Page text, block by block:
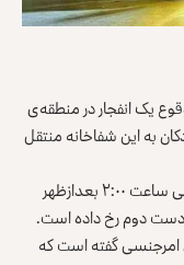
یک انفجار در منطقه‌ی
زنان و کودکان به این شفاخانه منتقل
این شفاخانه، این انفجار حوالی ساعت ۲:۰۰ بعد‌ازظهر
امرجنسی گفته است که